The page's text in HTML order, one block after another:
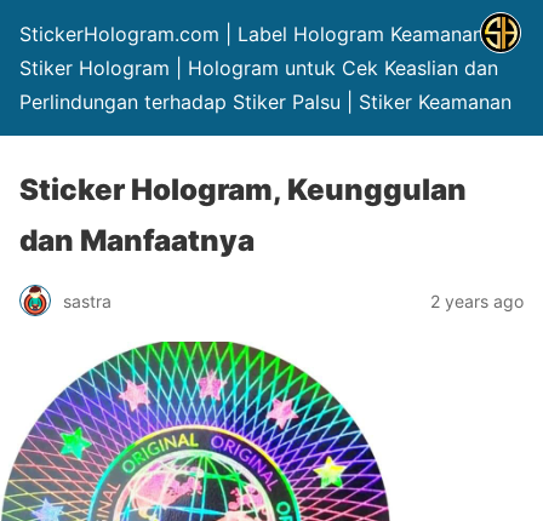
StickerHologram.com | Label Hologram Keamanan |
Stiker Hologram | Hologram untuk Cek Keaslian dan
Perlindungan terhadap Stiker Palsu | Stiker Keamanan
Sticker Hologram, Keunggulan
dan Manfaatnya
sastra 2 years ago